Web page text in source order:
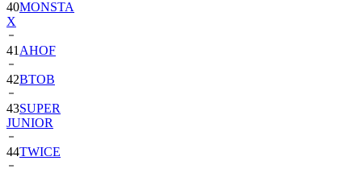
41
42 BTOB
43SUPER
JUNIOR
44TWICE
45KickFlip